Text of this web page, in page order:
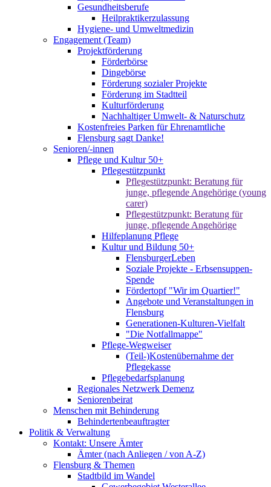
Gesundheitsberufe
Heilpraktikerzulassung
Hygiene- und Umweltmedizin
Engagement (Team)
Projektförderung
Förderbörse
Dingebörse
Förderung sozialer Projekte
Förderung im Stadtteil
Kulturförderung
Nachhaltiger Umwelt- & Naturschutz
Kostenfreies Parken für Ehrenamtliche
Flensburg sagt Danke!
Senioren/-innen
Pflege und Kultur 50+
Pflegestützpunkt
Pflegestützpunkt: Beratung für
junge, pflegende Angehörige (young
carer)
Pflegestützpunkt: Beratung für
junge, pflegende Angehörige
Hilfeplanung Pflege
Kultur und Bildung 50+
FlensburgerLeben
Soziale Projekte - Erbsensuppen-
Spende
Fördertopf "Wir im Quartier!"
Angebote und Veranstaltungen in
Flensburg
Generationen-Kulturen-Vielfalt
"Die Notfallmappe"
Pflege-Wegweiser
(Teil-)Kostenübernahme der
Pflegekasse
Pflegebedarfsplanung
Regionales Netzwerk Demenz
Seniorenbeirat
Menschen mit Behinderung
Behindertenbeauftragter
Politik & Verwaltung
Kontakt: Unsere Ämter
Ämter (nach Anliegen / von A-Z)
Flensburg & Themen
Stadtbild im Wandel